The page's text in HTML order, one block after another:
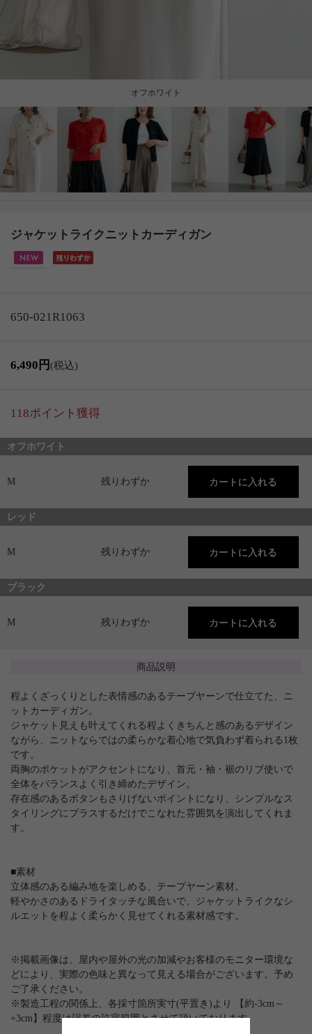
オフホワイト
ジャケットライクニットカーディガン
650-021R1063
6,490円(税込)
118ポイント獲得
オフホワイト
M 残りわずか
レッド
M 残りわずか
ブラック
M 残りわずか
商品説明
程よくざっくりとした表情感のあるテープヤーンで仕立てた、ニ
ットカーディガン。
ジャケット見えも叶えてくれる程よくきちんと感のあるデザイン
ながら、ニットならではの柔らかな着心地で気負わず着られる1枚
です。
両胸のポケットがアクセントになり、首元・袖・裾のリブ使いで
全体をバランスよく引き締めたデザイン。
存在感のあるボタンもさりげないポイントになり、シンプルなス
タイリングにプラスするだけでこなれた雰囲気を演出してくれま
す。
■素材
立体感のある編み地を楽しめる、テープヤーン素材。
軽やかさのあるドライタッチな風合いで、ジャケットライクなシ
ルエットを程よく柔らかく見せてくれる素材感です。
※掲載画像は、屋内や屋外の光の加減やお客様のモニター環境な
どにより、実際の色味と異なって見える場合がございます。予め
ご了承ください。
※製造工程の関係上、各採寸箇所実寸(平置き)より 【約-3cm～
+3cm】程度は誤差の許容範囲とさせて頂いております。